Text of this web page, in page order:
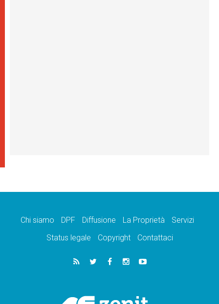
Chi siamo DPF Diffusione La Proprietà
Servizi
Status legale
Copyright Contattaci